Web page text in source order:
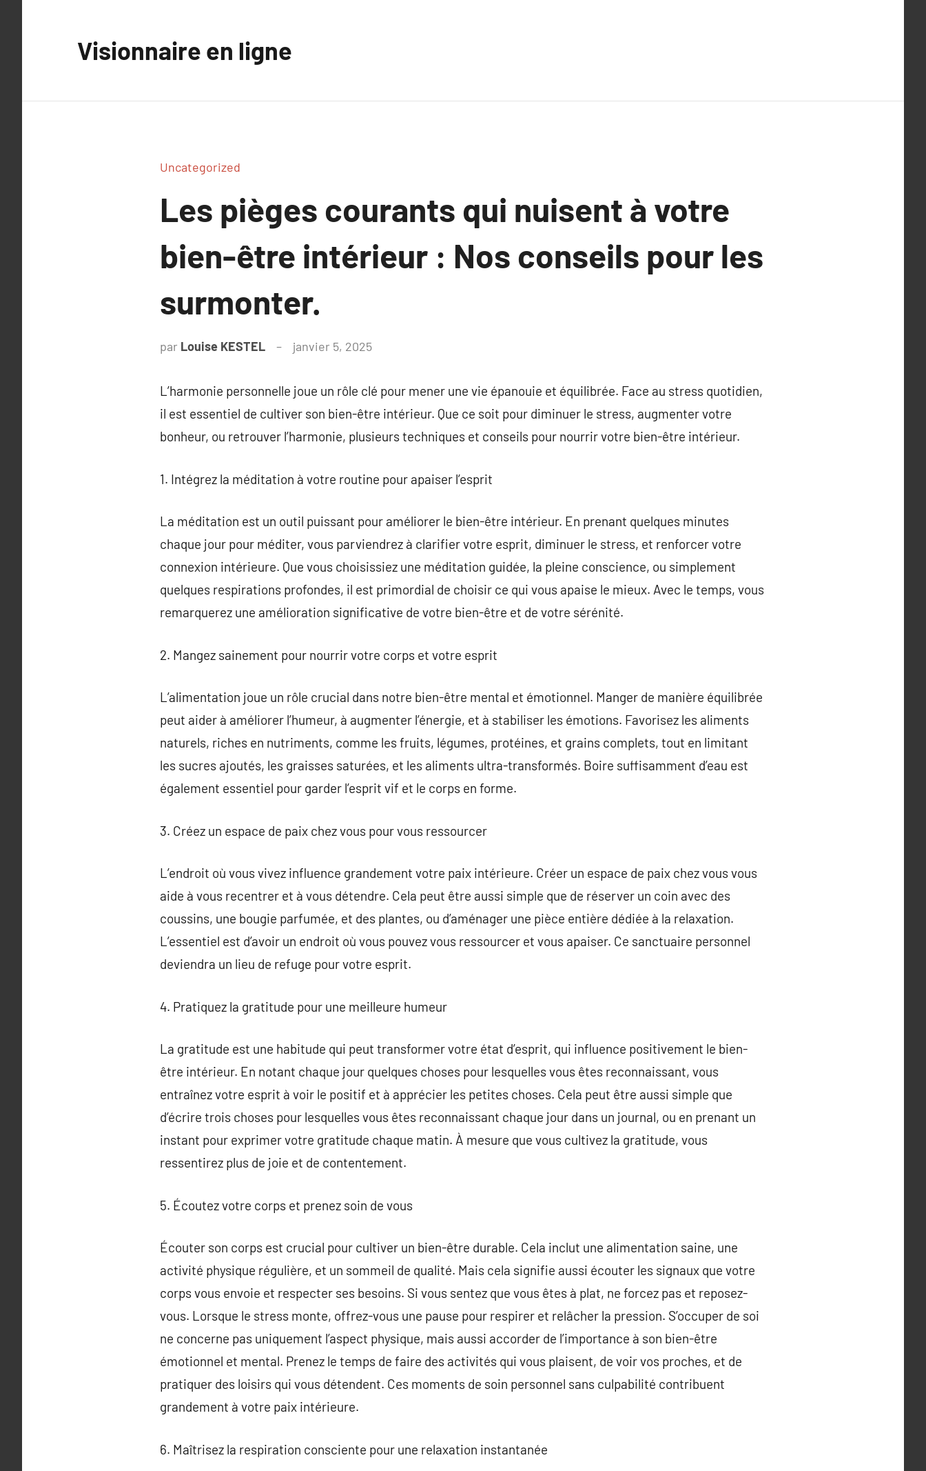
Visionnaire en ligne
Uncategorized
Les pièges courants qui nuisent à votre
bien-être intérieur : Nos conseils pour les
surmonter.
par Louise KESTEL janvier 5, 2025
L’harmonie personnelle joue un rôle clé pour mener une vie épanouie et équilibrée. Face au stress quotidien,
il est essentiel de cultiver son bien-être intérieur. Que ce soit pour diminuer le stress, augmenter votre
bonheur, ou retrouver l’harmonie, plusieurs techniques et conseils pour nourrir votre bien-être intérieur.
1. Intégrez la méditation à votre routine pour apaiser l’esprit
La méditation est un outil puissant pour améliorer le bien-être intérieur. En prenant quelques minutes
chaque jour pour méditer, vous parviendrez à clarifier votre esprit, diminuer le stress, et renforcer votre
connexion intérieure. Que vous choisissiez une méditation guidée, la pleine conscience, ou simplement
quelques respirations profondes, il est primordial de choisir ce qui vous apaise le mieux. Avec le temps, vous
remarquerez une amélioration significative de votre bien-être et de votre sérénité.
2. Mangez sainement pour nourrir votre corps et votre esprit
L’alimentation joue un rôle crucial dans notre bien-être mental et émotionnel. Manger de manière équilibrée
peut aider à améliorer l’humeur, à augmenter l’énergie, et à stabiliser les émotions. Favorisez les aliments
naturels, riches en nutriments, comme les fruits, légumes, protéines, et grains complets, tout en limitant
les sucres ajoutés, les graisses saturées, et les aliments ultra-transformés. Boire suffisamment d’eau est
également essentiel pour garder l’esprit vif et le corps en forme.
3. Créez un espace de paix chez vous pour vous ressourcer
L’endroit où vous vivez influence grandement votre paix intérieure. Créer un espace de paix chez vous vous
aide à vous recentrer et à vous détendre. Cela peut être aussi simple que de réserver un coin avec des
coussins, une bougie parfumée, et des plantes, ou d’aménager une pièce entière dédiée à la relaxation.
L’essentiel est d’avoir un endroit où vous pouvez vous ressourcer et vous apaiser. Ce sanctuaire personnel
deviendra un lieu de refuge pour votre esprit.
4. Pratiquez la gratitude pour une meilleure humeur
La gratitude est une habitude qui peut transformer votre état d’esprit, qui influence positivement le bien-
être intérieur. En notant chaque jour quelques choses pour lesquelles vous êtes reconnaissant, vous
entraînez votre esprit à voir le positif et à apprécier les petites choses. Cela peut être aussi simple que
d’écrire trois choses pour lesquelles vous êtes reconnaissant chaque jour dans un journal, ou en prenant un
instant pour exprimer votre gratitude chaque matin. À mesure que vous cultivez la gratitude, vous
ressentirez plus de joie et de contentement.
5. Écoutez votre corps et prenez soin de vous
Écouter son corps est crucial pour cultiver un bien-être durable. Cela inclut une alimentation saine, une
activité physique régulière, et un sommeil de qualité. Mais cela signifie aussi écouter les signaux que votre
corps vous envoie et respecter ses besoins. Si vous sentez que vous êtes à plat, ne forcez pas et reposez-
vous. Lorsque le stress monte, offrez-vous une pause pour respirer et relâcher la pression. S’occuper de soi
ne concerne pas uniquement l’aspect physique, mais aussi accorder de l’importance à son bien-être
émotionnel et mental. Prenez le temps de faire des activités qui vous plaisent, de voir vos proches, et de
pratiquer des loisirs qui vous détendent. Ces moments de soin personnel sans culpabilité contribuent
grandement à votre paix intérieure.
6. Maîtrisez la respiration consciente pour une relaxation instantanée